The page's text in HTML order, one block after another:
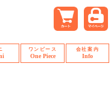
ワンピース
One Piece
会社案内
Info